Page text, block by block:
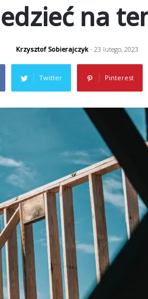
na
Krzysztof Sobierajczyk- 23 lutego, 2023
Twitter Pinterest